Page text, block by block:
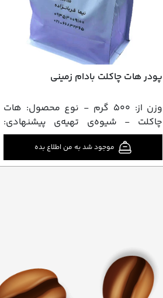
پودر هات چاکلت بادام زمینی
وزن از: ۵۰۰ گرم - نوع محصول: هات
چاکلت - شیوه‌ی تهیه‌ی پیشنهادی:
ترکیب با شیر
موجود شد به من اطلاع بده